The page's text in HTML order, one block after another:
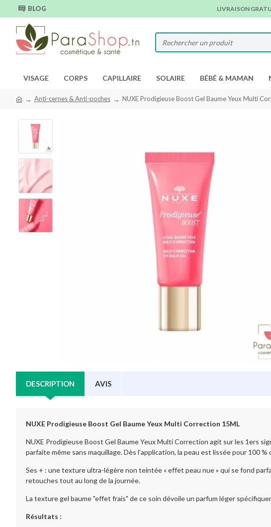
BLOG LIVRAISON
VISAGE CORPS CAPILLAIRE SOLAIRE BÉBÉ & MAMAN
Anti-cernes & Anti-poches NUXE Prodigieuse Boost Gel Baume Yeux Multi
DESCRIPTION AVIS
NUXE Prodigieuse Boost Gel Baume Yeux Multi Correction 15ML
NUXE Prodigieuse Boost Gel Baume Yeux Multi Correction agit sur les 1ers
parfaite même sans maquillage. Dès l'application, la peau est lissée pour 100
Ses + : une texture ultra-légère non teintée « effet peau nue » qui se fond
retouches tout au long de la journée.
La texture gel baume "effet frais" de ce soin dévoile un parfum léger
Résultats :